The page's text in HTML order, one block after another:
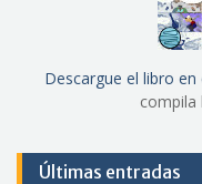
Descargue el libro en
compila
Últimas entradas